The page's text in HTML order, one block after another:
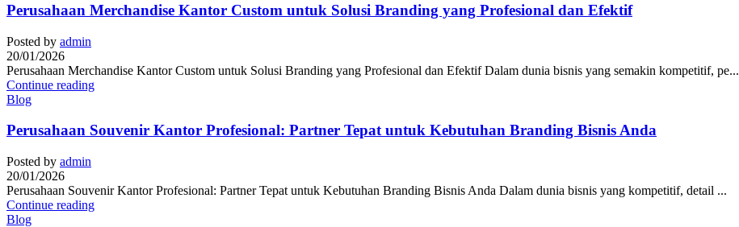
Perusahaan Merchandise Kantor Custom untuk Solusi Branding yang Profesional dan Efektif
Posted by admin
20/01/2026
Perusahaan Merchandise Kantor Custom untuk Solusi Branding yang Profesional dan Efektif Dalam dunia bisnis yang semakin kompetitif, pe...
Continue reading
Blog
Perusahaan Souvenir Kantor Profesional: Partner Tepat untuk Kebutuhan Branding Bisnis Anda
Posted by admin
20/01/2026
Perusahaan Souvenir Kantor Profesional: Partner Tepat untuk Kebutuhan Branding Bisnis Anda Dalam dunia bisnis yang kompetitif, detail ...
Continue reading
Blog